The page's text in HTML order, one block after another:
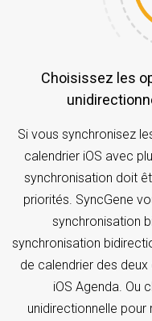
Choisissez les options de synchronisation :
Si vous synchronisez
calendrier iOS avec
synchronisation doit
priorités. SyncGene
synchronisation
synchronisation
de calendrier des
iOS Agenda. Ou
unidirectionnelle